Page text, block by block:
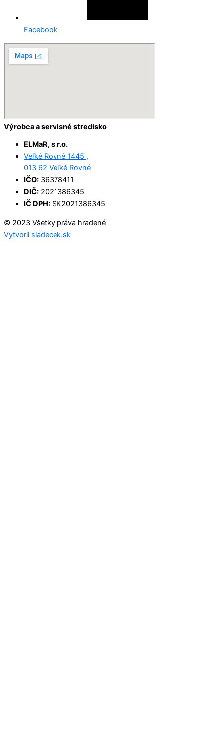
Facebook
Výrobca a servisné stredisko
ELMaR, s.r.o.
Veľké Rovné 1445 ,
013 62 Veľké Rovné
IČO: 36378411
DIČ: 2021386345
IČ DPH: SK2021386345
© 2023 Všetky práva hradené
Vytvoril sladecek.sk